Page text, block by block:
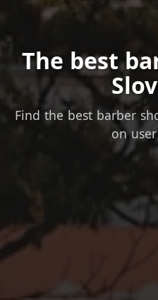
The best
Find the best barber
on